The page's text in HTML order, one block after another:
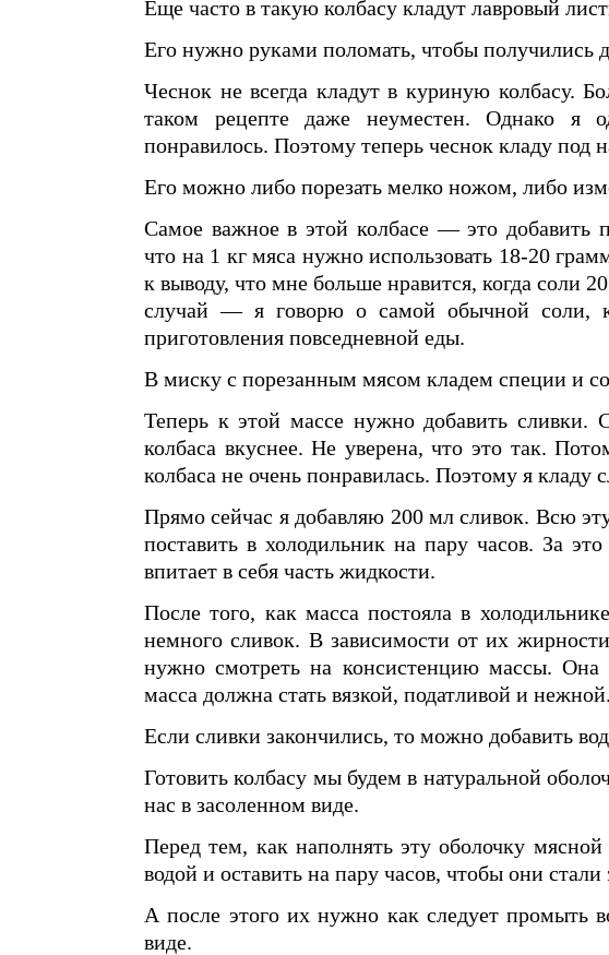
Еще часто в такую колбасу кладут лавровый
Его нужно руками поломать, чтобы получились
Чеснок не всегда кладут в куриную колбасу.
таком рецепте даже неуместен. Однако я
понравилось. Поэтому теперь чеснок кладу под
Его можно либо порезать мелко ножом, либо
Самое важное в этой колбасе — это добавить
что на 1 кг мяса нужно использовать 18-20
к выводу, что мне больше нравится, когда соли
случай — я говорю о самой обычной соли,
приготовления повседневной еды.
В миску с порезанным мясом кладем специи и
Теперь к этой массе нужно добавить сливки.
колбаса вкуснее. Не уверена, что это так.
колбаса не очень понравилась. Поэтому я кладу
Прямо сейчас я добавляю 200 мл сливок. Всю
поставить в холодильник на пару часов. За
впитает в себя часть жидкости.
После того, как масса постояла в
немного сливок. В зависимости от их
нужно смотреть на консистенцию массы.
масса должна стать вязкой, податливой и
Если сливки закончились, то можно добавить
Готовить колбасу мы будем в натуральной
нас в засоленном виде.
Перед тем, как наполнять эту оболочку
водой и оставить на пару часов, чтобы они
А после этого их нужно как следует промыть
виде.